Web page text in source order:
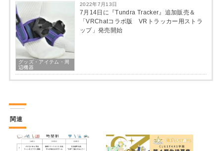
グッズ・アイテム・周
辺機器
2022年7月13日
7月14日に『Tundra Tracker』追加販売＆
「VRChatコラボ版 VRトラッカー用ストラ
ップ」発売開始
関連